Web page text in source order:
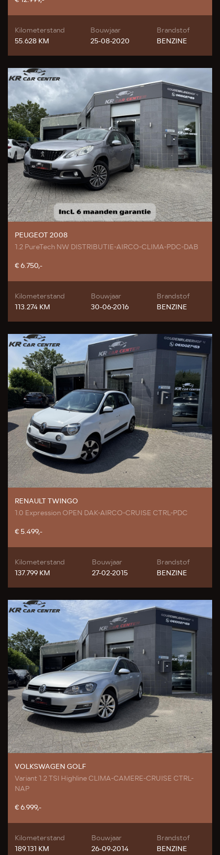
Kilometerstand
55.628 KM
Bouwjaar
25-08-2020
Brandstof
BENZINE
PEUGEOT 2008
1.2 PureTech NW DISTRIBUTIE-AIRCO-CLIMA-PDC-DAB
€ 6.750,-
Kilometerstand
113.274 KM
Bouwjaar
30-06-2016
Brandstof
BENZINE
RENAULT TWINGO
1.0 Expression OPEN DAK-AIRCO-CRUISE CTRL-PDC
€ 5.499,-
Kilometerstand
137.799 KM
Bouwjaar
27-02-2015
Brandstof
BENZINE
VOLKSWAGEN GOLF
Variant 1.2 TSI Highline CLIMA-CAMERE-CRUISE CTRL-
NAP
€ 6.999,-
Kilometerstand
189.131 KM
Bouwjaar
26-09-2014
Brandstof
BENZINE